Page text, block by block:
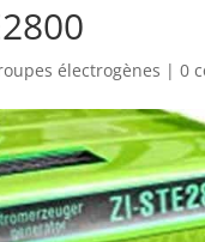
électrogènes |0